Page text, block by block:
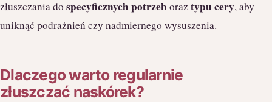
złuszczania do specyficznych potrzeb oraztypu cery, aby
uniknąć podrażnień czy nadmiernego wysuszenia.
Dlaczego warto regularnie
złuszczać naskórek?